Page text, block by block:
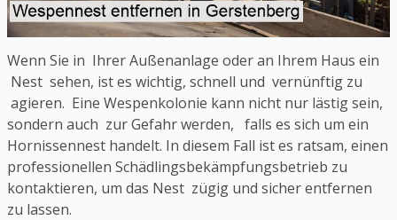
Wenn Sie in Ihrer Außenanlage oder an Ihrem Haus ein
Nest sehen, ist es wichtig, schnell und vernünftig zu
agieren. Eine Wespenkolonie kann nicht nur lästig sein,
sondern auch zur Gefahr werden, falls es sich um ein
Hornissennest handelt. In diesem Fall ist es ratsam, einen
professionellen Schädlingsbekämpfungsbetrieb zu
kontaktieren, um das Nest zügig und sicher entfernen
zu lassen.